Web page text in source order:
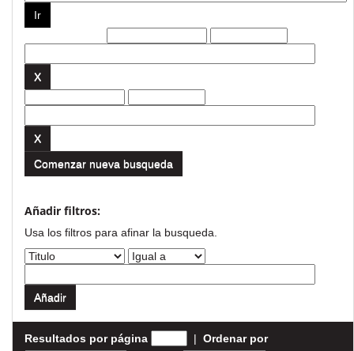
Comenzar nueva busqueda
Añadir filtros:
Usa los filtros para afinar la busqueda.
Resultados por página | Ordenar por